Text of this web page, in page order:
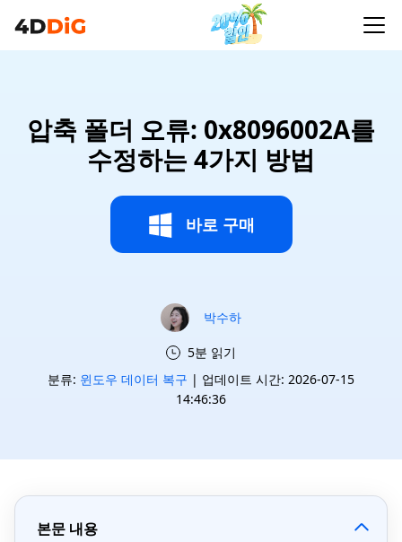
압축 폴더 오류: 0x8096002A를
수정하는 4가지 방법
바로 구매
박수하
5분 읽기
분류: 윈도우 데이터 복구 | 업데이트 시간: 2026-07-15
14:46:36
본문 내용